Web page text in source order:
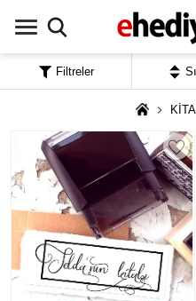
Filtreler